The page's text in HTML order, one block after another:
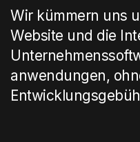
Wir kümmern uns
Website und die
anwendungen,